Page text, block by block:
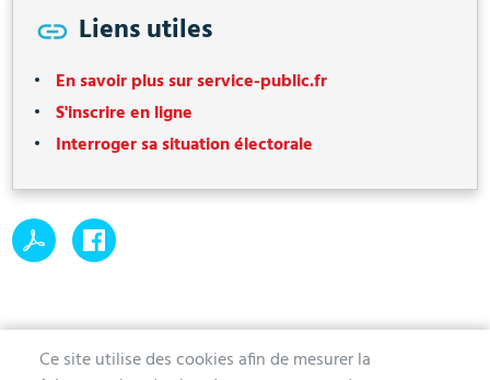
Liens utiles
En savoir plus sur service-public.fr
S'inscrire en ligne
Interroger sa situation électorale
Ce site utilise des cookies afin de mesurer la